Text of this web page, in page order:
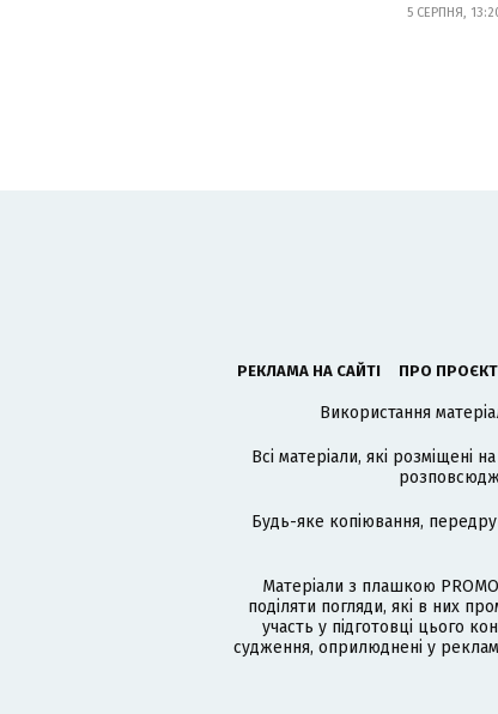
5 СЕРПНЯ,
РЕКЛАМА НА САЙТІ ПРО ПРОЄКТ
Використання
Всі матеріали, які розміщені
Будь-яке копіювання,
Матеріали з плашкою
поділяти погляди, які в них
участь у підготовці цього
судження, оприлюднені у